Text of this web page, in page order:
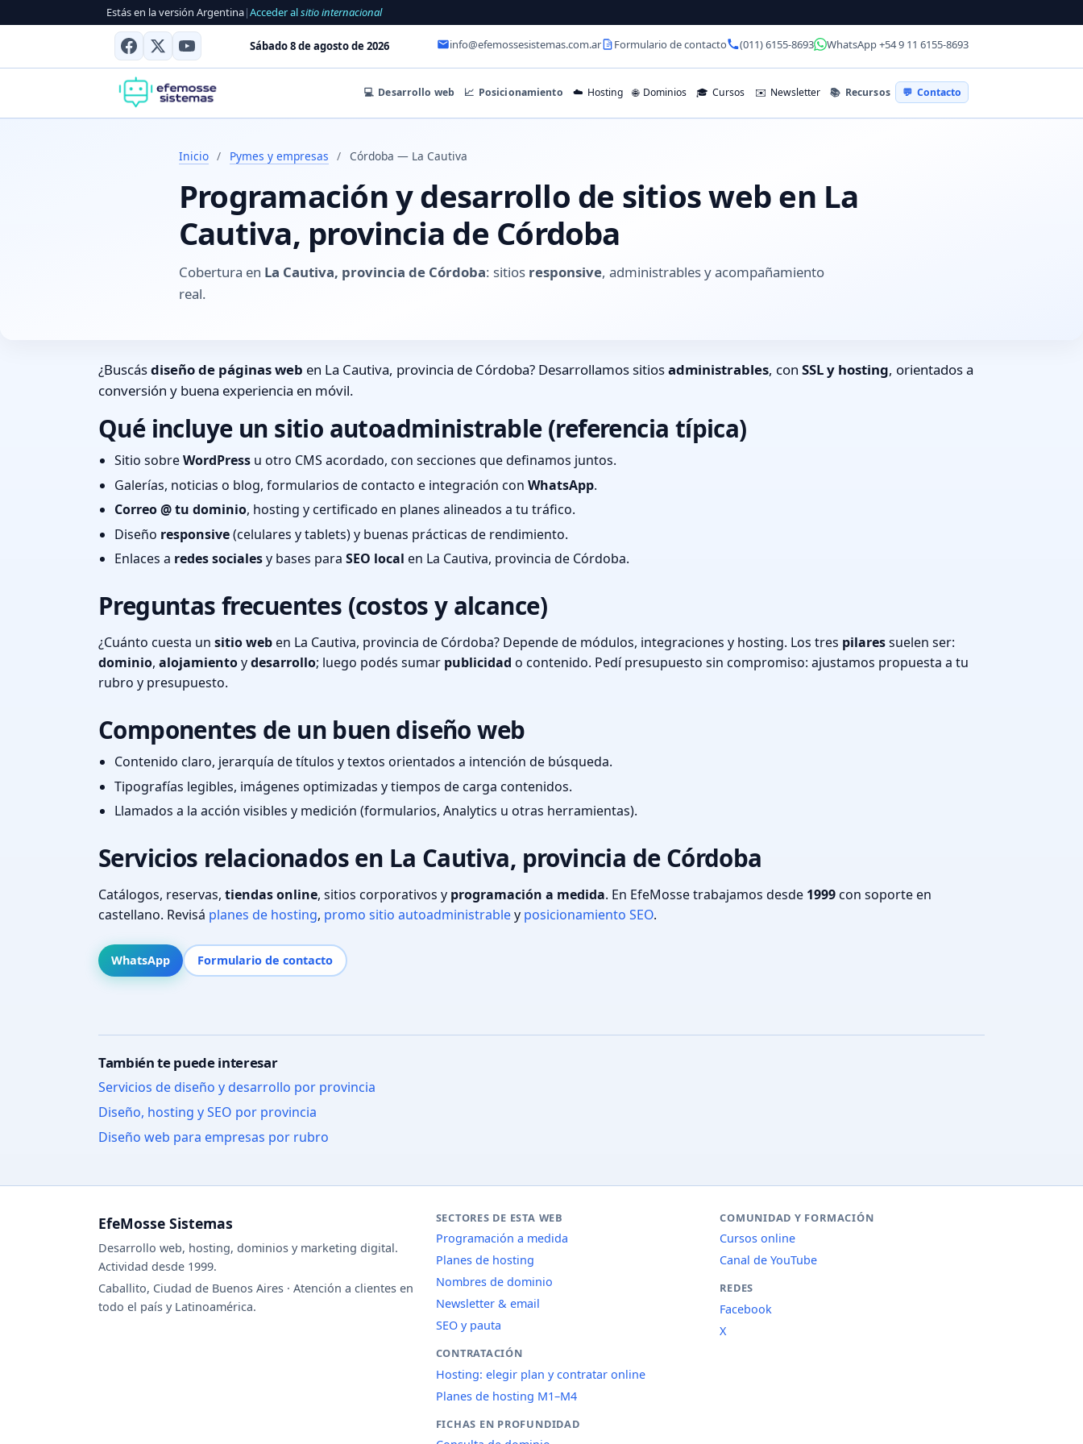
Estás en la versión Argentina|Acceder alsitio internacional
Sábado 8 de agosto de 2026 info@efemossesistemas.com.ar Formulario de contacto (011) 6155-8693 WhatsApp +54 9 11 6155-8693
💻 Desarrollo web 📈 Posicionamiento ☁️ Hosting 🌐 Dominios 🎓 Cursos ✉️ Newsletter 📚 Recursos 💬 Contacto
Inicio / Pymes y empresas / Córdoba — La Cautiva
Programación y desarrollo de sitios web en La
Cautiva, provincia de Córdoba
Cobertura en La Cautiva, provincia de Córdoba: sitios responsive, administrables y acompañamiento
real.
¿Buscásdiseño de páginas web en La Cautiva, provincia de Córdoba? Desarrollamos sitiosadministrables, con SSL y hosting, orientados a
conversión y buena experiencia en móvil.
Qué incluye un sitio autoadministrable (referencia típica)
Sitio sobreWordPress u otro CMS acordado, con secciones que definamos juntos.
Galerías, noticias o blog, formularios de contacto e integración con WhatsApp.
Correo @ tu dominio, hosting y certificado en planes alineados a tu tráfico.
Diseño responsive(celulares y tablets) y buenas prácticas de rendimiento.
Enlaces a redes socialesy bases para SEO local en La Cautiva, provincia de Córdoba.
Preguntas frecuentes (costos y alcance)
¿Cuánto cuesta un sitio weben La Cautiva, provincia de Córdoba? Depende de módulos, integraciones y hosting. Los tres pilaressuelen ser:
dominio, alojamientoydesarrollo; luego podés sumar publicidad o contenido. Pedí presupuesto sin compromiso: ajustamos propuesta a tu
rubro y presupuesto.
Componentes de un buen diseño web
Contenido claro, jerarquía de títulos y textos orientados a intención de búsqueda.
Tipografías legibles, imágenes optimizadas y tiempos de carga contenidos.
Llamados a la acción visibles y medición (formularios, Analytics u otras herramientas).
Servicios relacionados en La Cautiva, provincia de Córdoba
Catálogos, reservas, tiendas online, sitios corporativos y programación a medida. En EfeMosse trabajamos desde 1999con soporte en
castellano. Revisá planes de hosting, promo sitio autoadministrabley posicionamiento SEO.
WhatsApp Formulario de contacto
También te puede interesar
Servicios de diseño y desarrollo por provincia
Diseño, hosting y SEO por provincia
Diseño web para empresas por rubro
EfeMosse Sistemas
Desarrollo web, hosting, dominios y marketing digital.
Actividad desde 1999.
Caballito, Ciudad de Buenos Aires · Atención a clientes en
todo el país y Latinoamérica.
SECTORES DE ESTA WEB
Programación a medida
Planes de hosting
Nombres de dominio
Newsletter & email
SEO y pauta
CONTRATACIÓN
Hosting: elegir plan y contratar online
Planes de hosting M1–M4
FICHAS EN PROFUNDIDAD
COMUNIDAD Y FORMACIÓN
Cursos online
Canal de YouTube
REDES
Facebook
X